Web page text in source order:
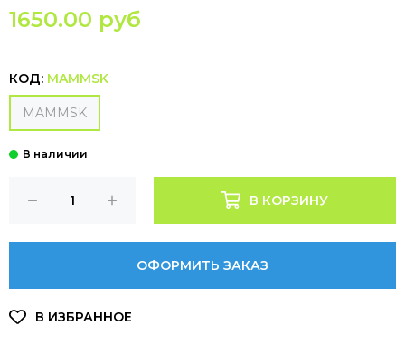
1650.00 руб
КОД: MAMMSK
MAMMSK
В КОРЗИНУ
ОФОРМИТЬ ЗАКАЗ